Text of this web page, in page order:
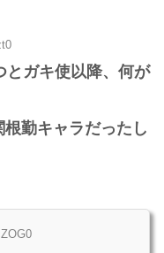
とガキ使以降、何が
勤キャラだったし